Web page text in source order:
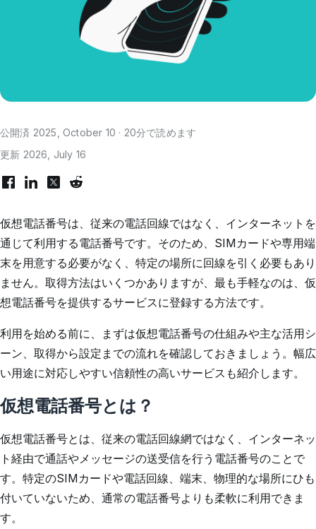
公開済 2025, October 10 · 20分で読めます
更新 2026, July 16
仮想電話番号は、従来の電話回線ではなく、インターネットを
通じて利用する電話番号です。そのため、SIMカードや専用端
末を用意する必要がなく、特定の場所に回線を引く必要もあり
ません。取得方法はいくつかありますが、最も手軽なのは、仮
想電話番号を提供するサービスに登録する方法です。
利用を始める前に、まずは仮想電話番号の仕組みや主な活用シ
ーン、取得から設定までの流れを確認しておきましょう。幅広
い用途に対応しやすい信頼性の高いサービスも紹介します。
仮想電話番号とは？
仮想電話番号とは、従来の電話回線網ではなく、インターネッ
ト経由で通話やメッセージの送受信を行う電話番号のことで
す。特定のSIMカードや電話回線、端末、物理的な場所にひも
付いていないため、通常の電話番号よりも柔軟に利用できま
す。